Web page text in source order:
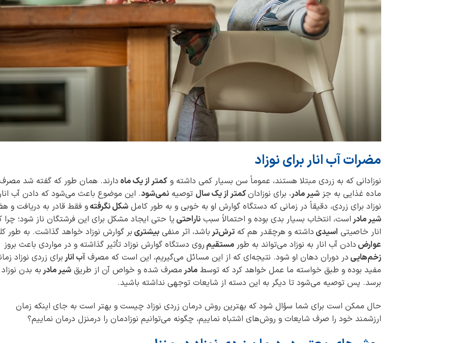
مضرات آب انار برای نوزاد
نوزادانی که به زردی مبتلا هستند، عموماً سن بسیار کمی داشته و کمتر از یک ماه دارند. همان طور که گفته شد
ماده غذایی به جز شیر مادر، برای نوزادانکمتر از یک سال توصیه نمی‌شود. این موضوع باعث می‌شود که دادن آب
نوزاد برای زردی، دقیقاً در زمانی که دستگاه گوارش او به خوبی و به طور کامل شکل نگرفتهو فقط قادر به دریافت و
شیر مادراست، انتخاب بسیار بدی بوده و احتمالاً سبب ناراحتی یا حتی ایجاد مشکل برای این فرشتگان ناز شود؛ چرا
انار خاصیتی اسیدی داشته و هرچقدر هم که ترش‌ترباشد، اثر منفی بیشتری بر گوارش نوزاد خواهد گذاشت. به طور
عوارض دادن آب انار به نوزاد می‌تواند به طور مستقیم روی دستگاه گوارش نوزاد تأثیر گذاشته و در مواردی باعث بروز
زخم‌هایی در دوران دهان او شود. نتیجه‌ای که از این مسائل می‌گیریم، این است که مصرف آب اناربرای زردی نوزاد
مفید بوده و طبق خواسته ما عمل خواهد کرد که توسط مادرمصرف شده و خواص آن از طریق شیر مادربه بدن نوزاد
برسد. پس توصیه می‌شود تا دیگر به این دسته از شایعات توجهی نداشته باشید.
حال ممکن است برای شما سؤال شود که بهترین روش درمان زردی نوزاد چیست و بهتر است به جای اینکه زمان
ارزشمند خود را صرف شایعات و روش‌های اشتباه نماییم، چگونه می‌توانیم نوزادمان را درمنزل درمان نماییم؟